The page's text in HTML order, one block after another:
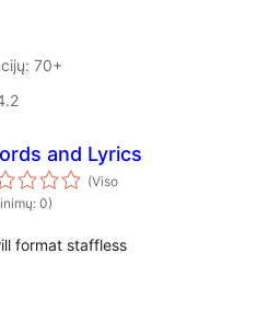
70+
and Lyrics
(Viso
0)
format staffless